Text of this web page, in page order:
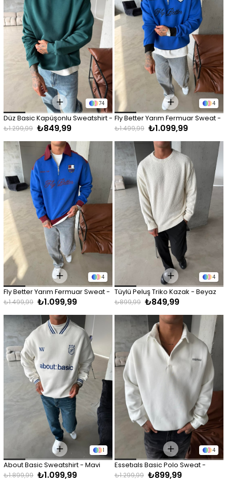
74
Düz Basic Kapüşonlu Sweatshirt -
Yeşil
₺849,99
₺1.299,99
4
Fly Better Yarım Fermuar Sweat -
Mavi
₺1.099,99
₺1.499,99
4
Fly Better Yarım Fermuar Sweat -
Bordo
₺1.099,99
₺1.499,99
4
Tüylü Peluş Triko Kazak - Beyaz
₺849,99
₺899,99
1
About Basic Sweatshirt - Mavi
₺1.099,99
₺1.899,99
4
Essetıals Basic Polo Sweat -
Beyaz
₺899,99
₺1.299,99